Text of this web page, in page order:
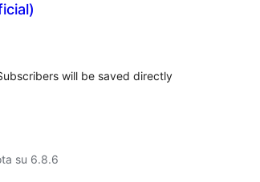
will be saved directly
su 6.8.6